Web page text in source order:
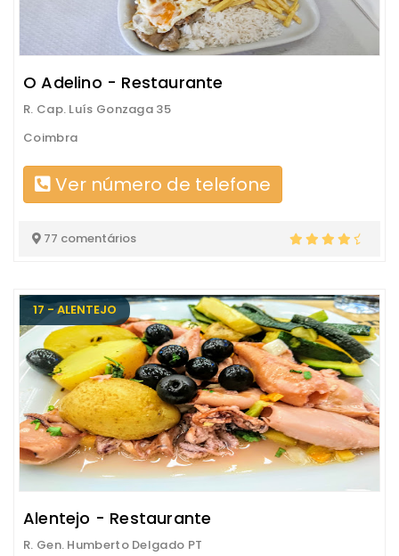
O Adelino - Restaurante
R. Cap. Luís Gonzaga 35
Coimbra
Ver número de telefone
77 comentários
17 - ALENTEJO
Alentejo - Restaurante
R. Gen. Humberto Delgado PT